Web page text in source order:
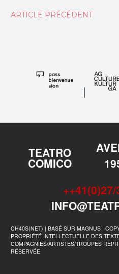
Navigation
ARTICLE PRÉCÉDENT
|
TEATRO
COMICO
CH40S(NET) | BASÉ SUR MAGNUS |
PROPRIÉTÉ INTELLECTUELLE DES
COMPAGNIES/ARTISTES/TROUPES
RÉSERVÉE